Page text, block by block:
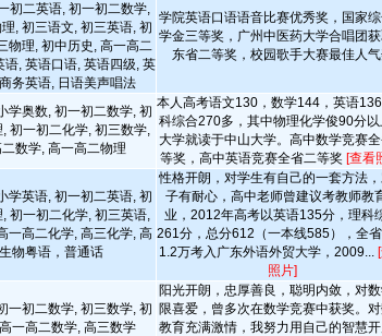
初二英语, 初一初二数学,
, 初三语文, 初三英语, 初
物理, 初中历史, 高一高二
语, 英语口语, 英语四级, 英
务英语, 日语美声唱法
学院英语口语语音比赛优秀奖，国家
学金三等奖，广州中医药大学合唱团
东省二等奖，校园歌手大赛最佳人
学奥数, 初一初二数学, 初
初一初二化学, 初三数学,
数学, 高一高二物理
本人高考语文130，数学144，英语
科综合270多，其中物理化学俊90分以
大学就读于中山大学。高中数学竞赛
等奖，高中英语竞赛全省二等奖 [查看
学英语, 初一初二英语, 初
初一初二化学, 初三英语,
一高二化学, 高三化学, 高
物粤语，普通话
性格开朗，对学生有自己的一套方法
子有耐心，高中老师曾建议考教师教
业，2012年高考以英语135分，理科
261分，总分612（一本线585），全
1.2万考入广东外语外贸大学，2009...
照片]
一初二数学, 初三数学, 初
一高二数学, 高三数学
阳光开朗，忠厚善良，聪明内敛，对
限喜爱，曾多次在数学竞赛中获奖。
教育充满激情，我努力用自己的智慧